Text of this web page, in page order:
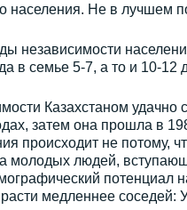
населения. Не в лучшем
независимости
в семье 5-7, а то и 10-12
Казахстаном
затем она прошла в
происходит не потому,
молодых людей,
потенциал
медленнее соседей: